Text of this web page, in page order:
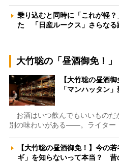
乗り込むと同時に「これが軽
た 「日産ルークス」さらな
大竹聡の「昼酒御免！」
【大竹聡の昼酒
「マンハッタン
お酒はいつ飲んでもいいものだ
別の味わいがある――。ライター
【大竹聡の昼酒御免！】今の
ギ」を知らないって本当？